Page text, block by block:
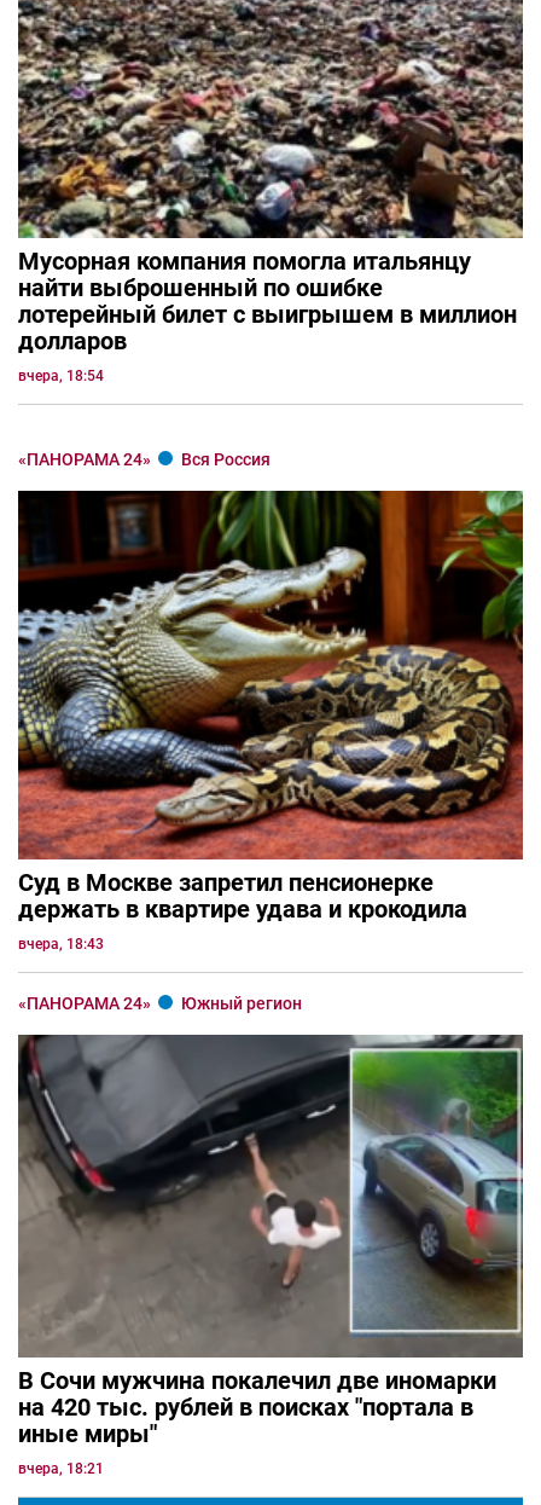
Мусорная компания помогла итальянцу
найти выброшенный по ошибке
лотерейный билет с выигрышем в миллион
долларов
вчера, 18:54
«ПАНОРАМА 24» Вся Россия
Суд в Москве запретил пенсионерке
держать в квартире удава и крокодила
вчера, 18:43
«ПАНОРАМА 24» Южный регион
В Сочи мужчина покалечил две иномарки
на 420 тыс. рублей в поисках "портала в
иные миры"
вчера, 18:21